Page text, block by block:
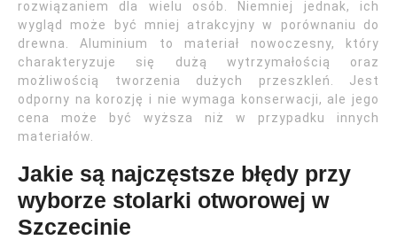
rozwiązaniem dla wielu osób. Niemniej jednak, ich
wygląd może być mniej atrakcyjny w porównaniu do
drewna. Aluminium to materiał nowoczesny, który
charakteryzuje się dużą wytrzymałością oraz
możliwością tworzenia dużych przeszkleń. Jest
odporny na korozję i nie wymaga konserwacji, ale jego
cena może być wyższa niż w przypadku innych
materiałów.
Jakie są najczęstsze błędy przy
wyborze stolarki otworowej w
Szczecinie